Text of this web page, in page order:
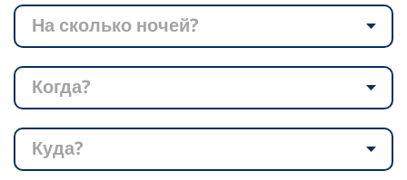
На сколько ночей?
Когда?
Куда?